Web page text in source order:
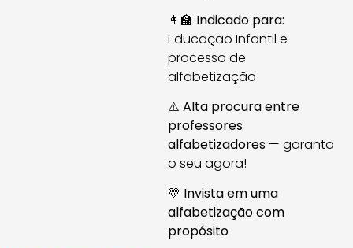
👩‍🏫 Indicado para:
Educação Infantil e
processo de
alfabetização
⚠️ Alta procura entre
professores
alfabetizadores— garanta
o seu agora!
💛 Invista em uma
alfabetização com
propósito